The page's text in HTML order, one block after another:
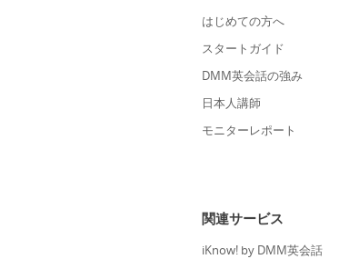
はじめての方へ
スタートガイド
DMM英会話の強み
日本人講師
モニターレポート
関連サービス
iKnow! by DMM英会話